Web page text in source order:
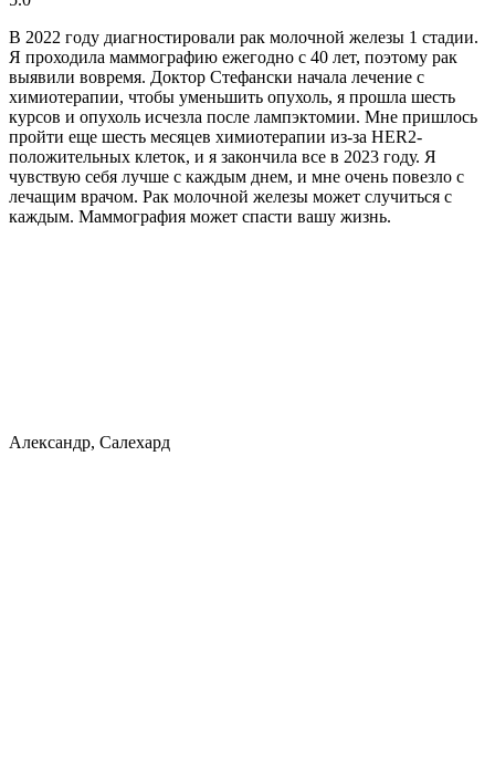
В 2022 году диагностировали рак молочной железы 1 стадии.
Я проходила маммографию ежегодно с 40 лет, поэтому рак
выявили вовремя. Доктор Стефански начала лечение с
химиотерапии, чтобы уменьшить опухоль, я прошла шесть
курсов и опухоль исчезла после лампэктомии. Мне пришлось
пройти еще шесть месяцев химиотерапии из-за HER2-
положительных клеток, и я закончила все в 2023 году. Я
чувствую себя лучше с каждым днем, и мне очень повезло с
лечащим врачом. Рак молочной железы может случиться с
каждым. Маммография может спасти вашу жизнь.
Александр, Салехард